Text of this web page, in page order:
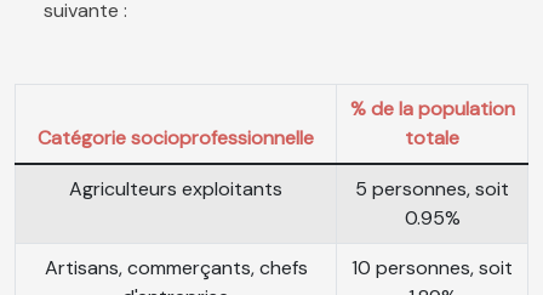
suivante :
Catégorie socioprofessionnelle
% de la population
totale
Agriculteurs exploitants
5 personnes, soit
0.95%
Artisans, commerçants, chefs
10 personnes, soit